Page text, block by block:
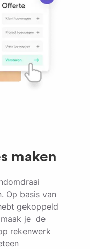
maken
Op basis van
gekoppeld
je de
rekenwerk